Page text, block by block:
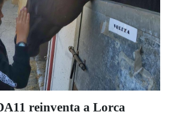
reinventa a Lorca